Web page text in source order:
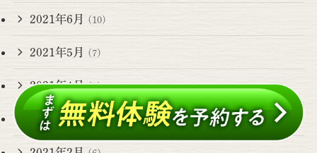
2021年6月 (10)
2021年5月 (7)
2021年4月(5)
2021年3月 (10)